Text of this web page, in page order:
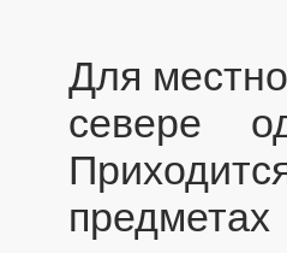
Для
севере